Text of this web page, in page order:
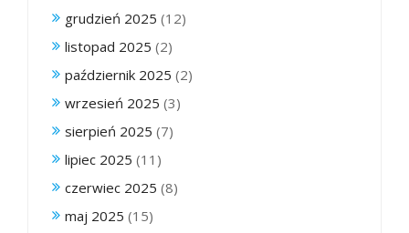
grudzień 2025 (12)
listopad 2025 (2)
październik 2025 (2)
wrzesień 2025 (3)
sierpień 2025 (7)
lipiec 2025 (11)
czerwiec 2025 (8)
maj 2025 (15)